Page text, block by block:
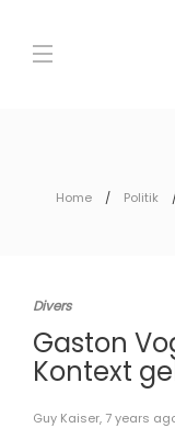
Home Politik
Divers
Gaston
Kontext
Guy Kaiser, 7 years